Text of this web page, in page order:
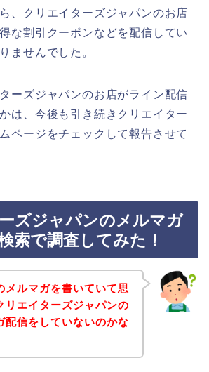
、クリエイターズジャパンのお店
な割引クーポンなどを配信してい
ませんでした。
ーズジャパンのお店がライン配信
は、今後も引き続きクリエイター
ページをチェックして報告させて
ズジャパンのメルマガ
索で調査してみた！
メルマガを書いていて思
リエイターズジャパンの
配信をしていないのかな